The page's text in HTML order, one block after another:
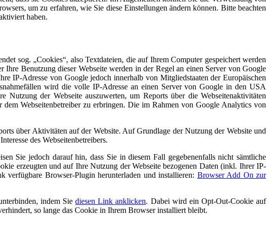
um zu erfahren, wie Sie diese Einstellungen ändern können. Bitte beachten
haben.
sog. „Cookies“, also Textdateien, die auf Ihrem Computer gespeichert werden
Benutzung dieser Webseite werden in der Regel an einen Server von Google
IP-Adresse von Google jedoch innerhalb von Mitgliedstaaten der Europäischen
wird die volle IP-Adresse an einen Server von Google in den USA
der Webseite auszuwerten, um Reports über die Webseitenaktivitäten
Webseitenbetreiber zu erbringen. Die im Rahmen von Google Analytics von
über Aktivitäten auf der Website. Auf Grundlage der Nutzung der Website und
des Webseitenbetreibers.
Sie jedoch darauf hin, dass Sie in diesem Fall gegebenenfalls nicht sämtliche
erzeugten und auf Ihre Nutzung der Webseite bezogenen Daten (inkl. Ihrer IP-
verfügbare Browser-Plugin herunterladen und installieren: Browser Add On zur
indem Siediesen Link anklicken. Dabei wird ein Opt-Out-Cookie auf
so lange das Cookie in Ihrem Browser installiert bleibt.